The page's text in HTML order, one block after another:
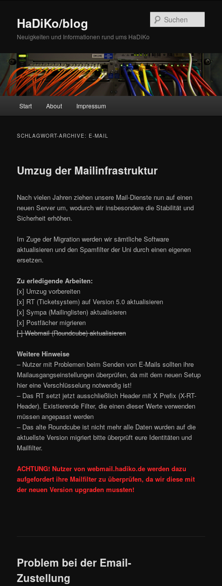
wechseln
wechseln
HaDiKo/blog
Neuigkeiten und Informationen rund ums HaDiKo
Start About Impressum
SCHLAGWORT-ARCHIVE: E-MAIL
Umzug der Mailinfrastruktur
Nach vielen Jahren ziehen unsere Mail-Dienste nun auf einen
neuen Server um, wodurch wir insbesondere die Stabilität und
Sicherheit erhöhen.
Im Zuge der Migration werden wir sämtliche Software
aktualisieren und den Spamfilter der Uni durch einen eigenen
ersetzen.
Zu erledigende Arbeiten:
[x] Umzug vorbereiten
[x] RT (Ticketsystem) auf Version 5.0 aktualisieren
[x] Sympa (Mailinglisten) aktualisieren
[x] Postfächer migrieren
[-] Webmail (Roundcube) aktualisieren
Weitere Hinweise
– Nutzer mit Problemen beim Senden von E-Mails sollten ihre
Mailausgangseinstellungen überprüfen, da mit dem neuen Setup
hier eine Verschlüsselung notwendig ist!
– Das RT setzt jetzt ausschließlich Header mit X Prefix (X-RT-
Header). Existierende Filter, die einen dieser Werte verwenden
müssen angepasst werden
– Das alte Roundcube ist nicht mehr alle Daten wurden auf die
aktuellste Version migriert bitte überprüft eure Identitäten und
Mailfilter.
ACHTUNG! Nutzer von webmail.hadiko.de werden dazu
aufgefordert ihre Mailfilter zu überprüfen, da wir diese mit
der neuen Version upgraden mussten!
Problem bei der Email-
Zustellung